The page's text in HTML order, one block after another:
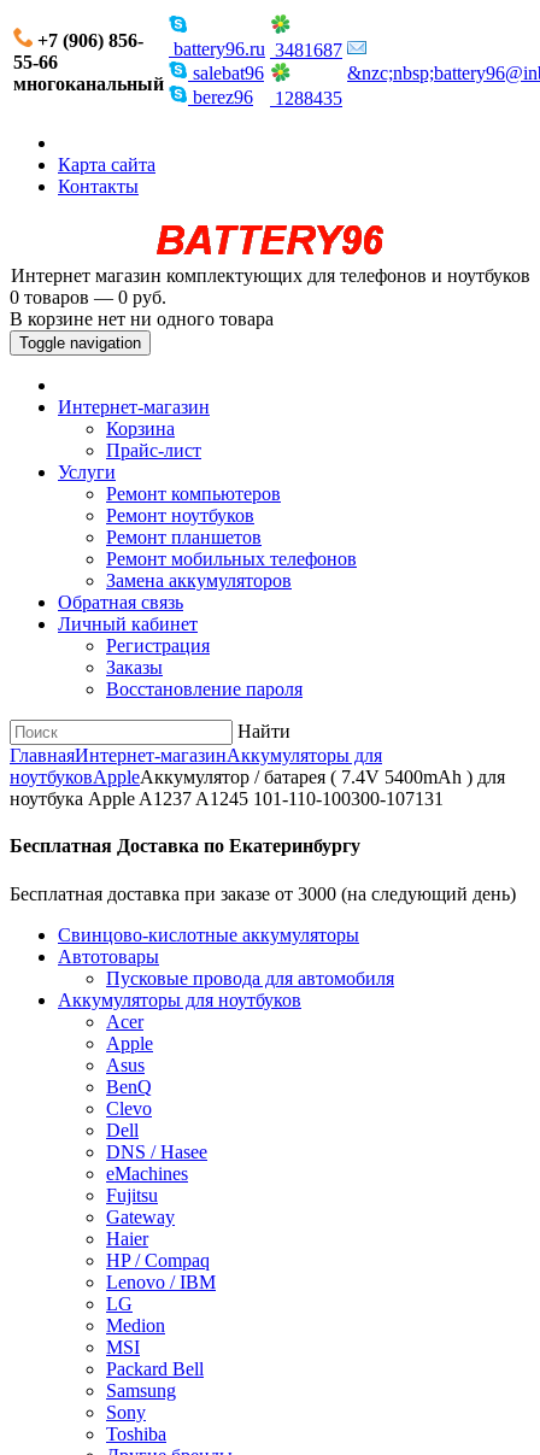
+7 (906) 856-
55-66
многоканальный
battery96.ru
salebat96
berez96
3481687
1288435
Карта сайта
Контакты
Интернет магазин комплектующих для телефонов и ноутбуков
0 товаров — 0 руб.
В корзине нет ни одного товара
Toggle navigation
Интернет-магазин
Корзина
Прайс-лист
Услуги
Ремонт компьютеров
Ремонт ноутбуков
Ремонт планшетов
Ремонт мобильных телефонов
Замена аккумуляторов
Обратная связь
Личный кабинет
Регистрация
Заказы
Восстановление пароля
Найти
ГлавнаяИнтернет-магазинАккумуляторы для
ноутбуковAppleАккумулятор / батарея ( 7.4V 5400mAh ) для
ноутбука Apple A1237 A1245 101-110-100300-107131
Бесплатная Доставка по Екатеринбургу
Бесплатная доставка при заказе от 3000 (на следующий день)
Cвинцово-кислотные аккумуляторы
Автотовары
Пусковые провода для автомобиля
Аккумуляторы для ноутбуков
Acer
Apple
Asus
BenQ
Clevo
Dell
DNS / Hasee
eMachines
Fujitsu
Gateway
Haier
HP / Compaq
Lenovo / IBM
LG
Medion
MSI
Packard Bell
Samsung
Sony
Toshiba